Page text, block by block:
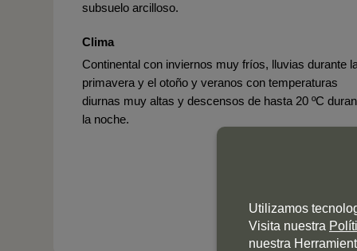
subsuelo arcilloso.
Clima
Continental con inviernos muy fríos, lluvias durante
primavera y el otoño y veranos con temperaturas
diurnas muy altas y descensos de hasta 20 ºC
la noche.
Utilizamos
Visita nuestra
nuestra